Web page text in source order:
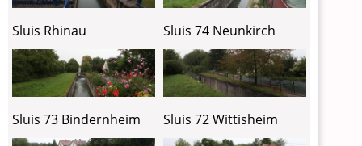
Sluis Rhinau Sluis 74 Neunkirch
Sluis 73 Bindernheim Sluis 72 Wittisheim